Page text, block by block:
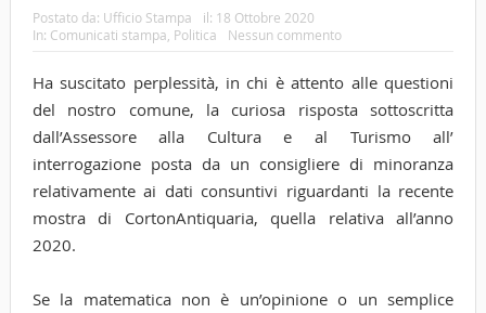
Postato da: Ufficio Stampa il: 18 Ottobre 2020
In: Comunicati stampa Politica Nessun commento
Ha suscitato perplessità, in chi è attento alle questioni
del nostro comune, la curiosa risposta sottoscritta
dall’Assessore alla Cultura e al Turismo all’
interrogazione posta da un consigliere di minoranza
relativamente ai dati consuntivi riguardanti la recente
mostra di CortonAntiquaria, quella relativa all’anno
2020.
Se la matematica non è un’opinione o un semplice